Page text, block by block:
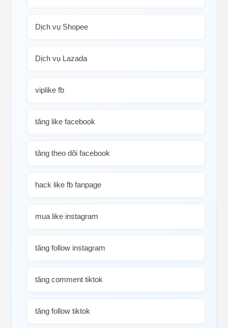
Dịch vụ Shopee
Dịch vụ Lazada
viplike fb
tăng like facebook
tăng theo dõi facebook
hack like fb fanpage
mua like instagram
tăng follow instagram
tăng comment tiktok
tăng follow tiktok